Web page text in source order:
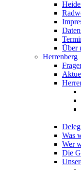
Über
Herrenberg
Was
Wer
Die